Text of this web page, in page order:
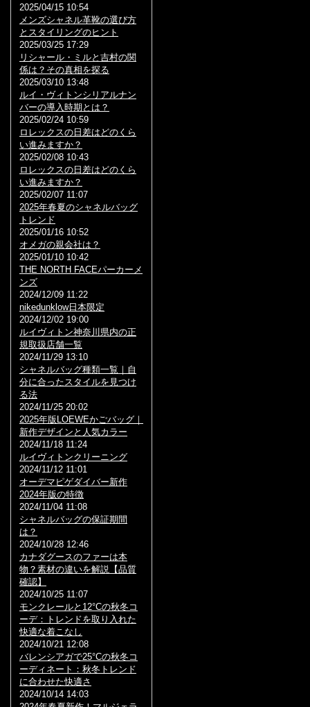
2025/04/15 10:54
メンズシャネル革靴の選び方
とスタイリングのヒント
2025/03/25 17:29
リシャール・ミルと吉村の関
係は？その真相を探る
2025/03/10 13:48
ルイ・ヴィトンシリアルナン
バーの導入時期とは？
2025/02/24 10:59
ロレックスの日差はどのくら
い進みますか？
2025/02/08 10:43
ロレックスの日差はどのくら
い進みますか？
2025/02/07 11:07
2025年春夏のシャネルバッグ
トレンド
2025/01/16 10:52
オメガの親会社は？
2025/01/10 10:42
THE NORTH FACEパーカーメ
ンズ
2024/12/09 11:22
nikedunklow日本限定
2024/12/02 19:00
ルイヴィトン神奈川県内の正
規取扱店舗一覧
2024/11/29 13:10
シャネルバッグ種類一覧｜自
分に合ったスタイルを見つけ
る法
2024/11/25 20:02
2025年版LOEWEかごバッグ｜
新作デザインと人気カラー
2024/11/18 11:24
ルイヴィトンクリーニング
2024/11/12 11:01
オーデマピゲダイバー新作
2024年版の特徴
2024/11/04 11:08
シャネルバッグの保証期間
は？
2024/10/28 12:46
カナダグースのファーは本
物？素材の違いを解説【品質
確認】
2024/10/25 11:07
モンクレールと12°Cの秋冬コ
ーデ：トレンドを取り入れた
快適な着こなし
2024/10/21 12:08
バレンシアガで25°Cの秋冬コ
ーディネート：秋冬トレンド
に合わせた快適さ
2024/10/14 14:03